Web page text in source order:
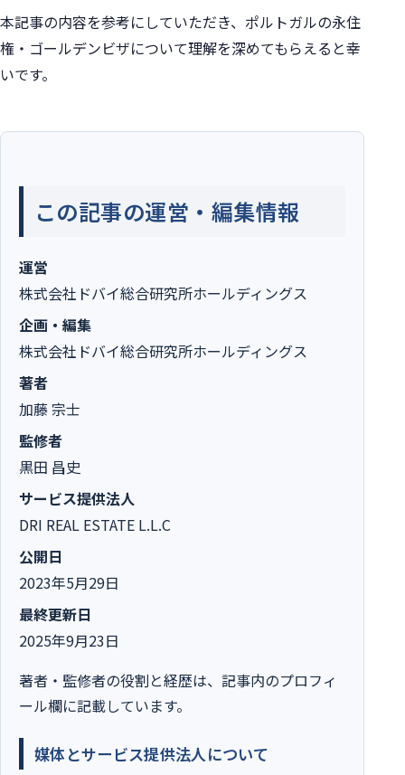
本記事の内容を参考にしていただき、ポルトガルの永住
権・ゴールデンビザについて理解を深めてもらえると幸
いです。
この記事の運営・編集情報
運営
株式会社ドバイ総合研究所ホールディングス
企画・編集
株式会社ドバイ総合研究所ホールディングス
著者
加藤 宗士
監修者
黒田 昌史
サービス提供法人
DRI REAL ESTATE L.L.C
公開日
2023年5月29日
最終更新日
2025年9月23日
著者・監修者の役割と経歴は、記事内のプロフィ
ール欄に記載しています。
媒体とサービス提供法人について